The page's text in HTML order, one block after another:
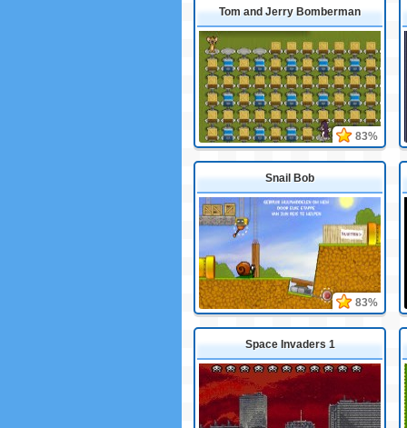
Tom and Jerry Bomberman
83%
Snail Bob
83%
Space Invaders 1